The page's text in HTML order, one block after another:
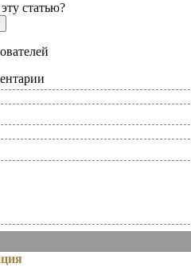
статью?